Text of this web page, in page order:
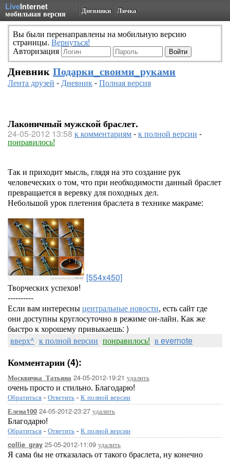
LiveInternet
мобильная версия Дневники Личка
Вы были перенаправлены на мобильную версию
страницы. Вернуться!
Авторизация
Дневник Подарки_своими_руками
Лента друзей -Дневник-Полная версия
Лаконичный мужской браслет.
24-05-2012 13:58 к комментариям-к полной версии -
понравилось!
Так и приходит мысль, глядя на это создание рук
человеческих о том, что при необходимости данный браслет
превращается в веревку для походных дел.
Небольшой урок плетения браслета в технике макраме:
[554x450]
Творческих успехов!
----------
Если вам интересныцентральные новости, есть сайт где
они доступны круглосуточно в режиме он-лайн. Как же
быстро к хорошему привыкаешь: )
вверх^ к полной версии понравилось! в evernote
Комментарии (4):
Москвичка_Татьяна 24-05-2012-19:21 удалить
очень просто и стильно. Благодарю!
Обратиться - Ответить - К полной версии
Елена100 24-05-2012-23:27 удалить
Благодарю!
Обратиться - Ответить - К полной версии
collie_gray 25-05-2012-11:09 удалить
Я сама бы не отказалась от такого браслета, ну конечно